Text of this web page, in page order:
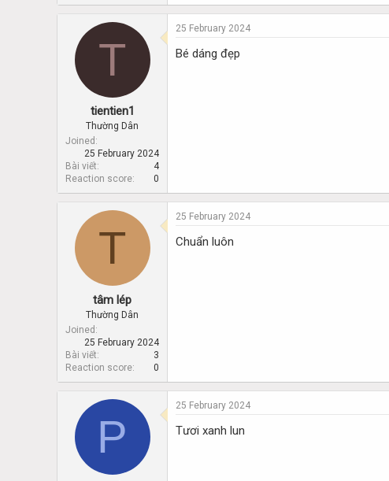
T
tientien1
Thường Dân
Joined
25 February 2024
Bài viết
4
Reaction score
0
25 February 2024
Bé dáng đẹp
T
tâm lép
Thường Dân
Joined
25 February 2024
Bài viết
3
Reaction score
0
25 February 2024
Chuẩn luôn
P
25 February 2024
Tươi xanh lun